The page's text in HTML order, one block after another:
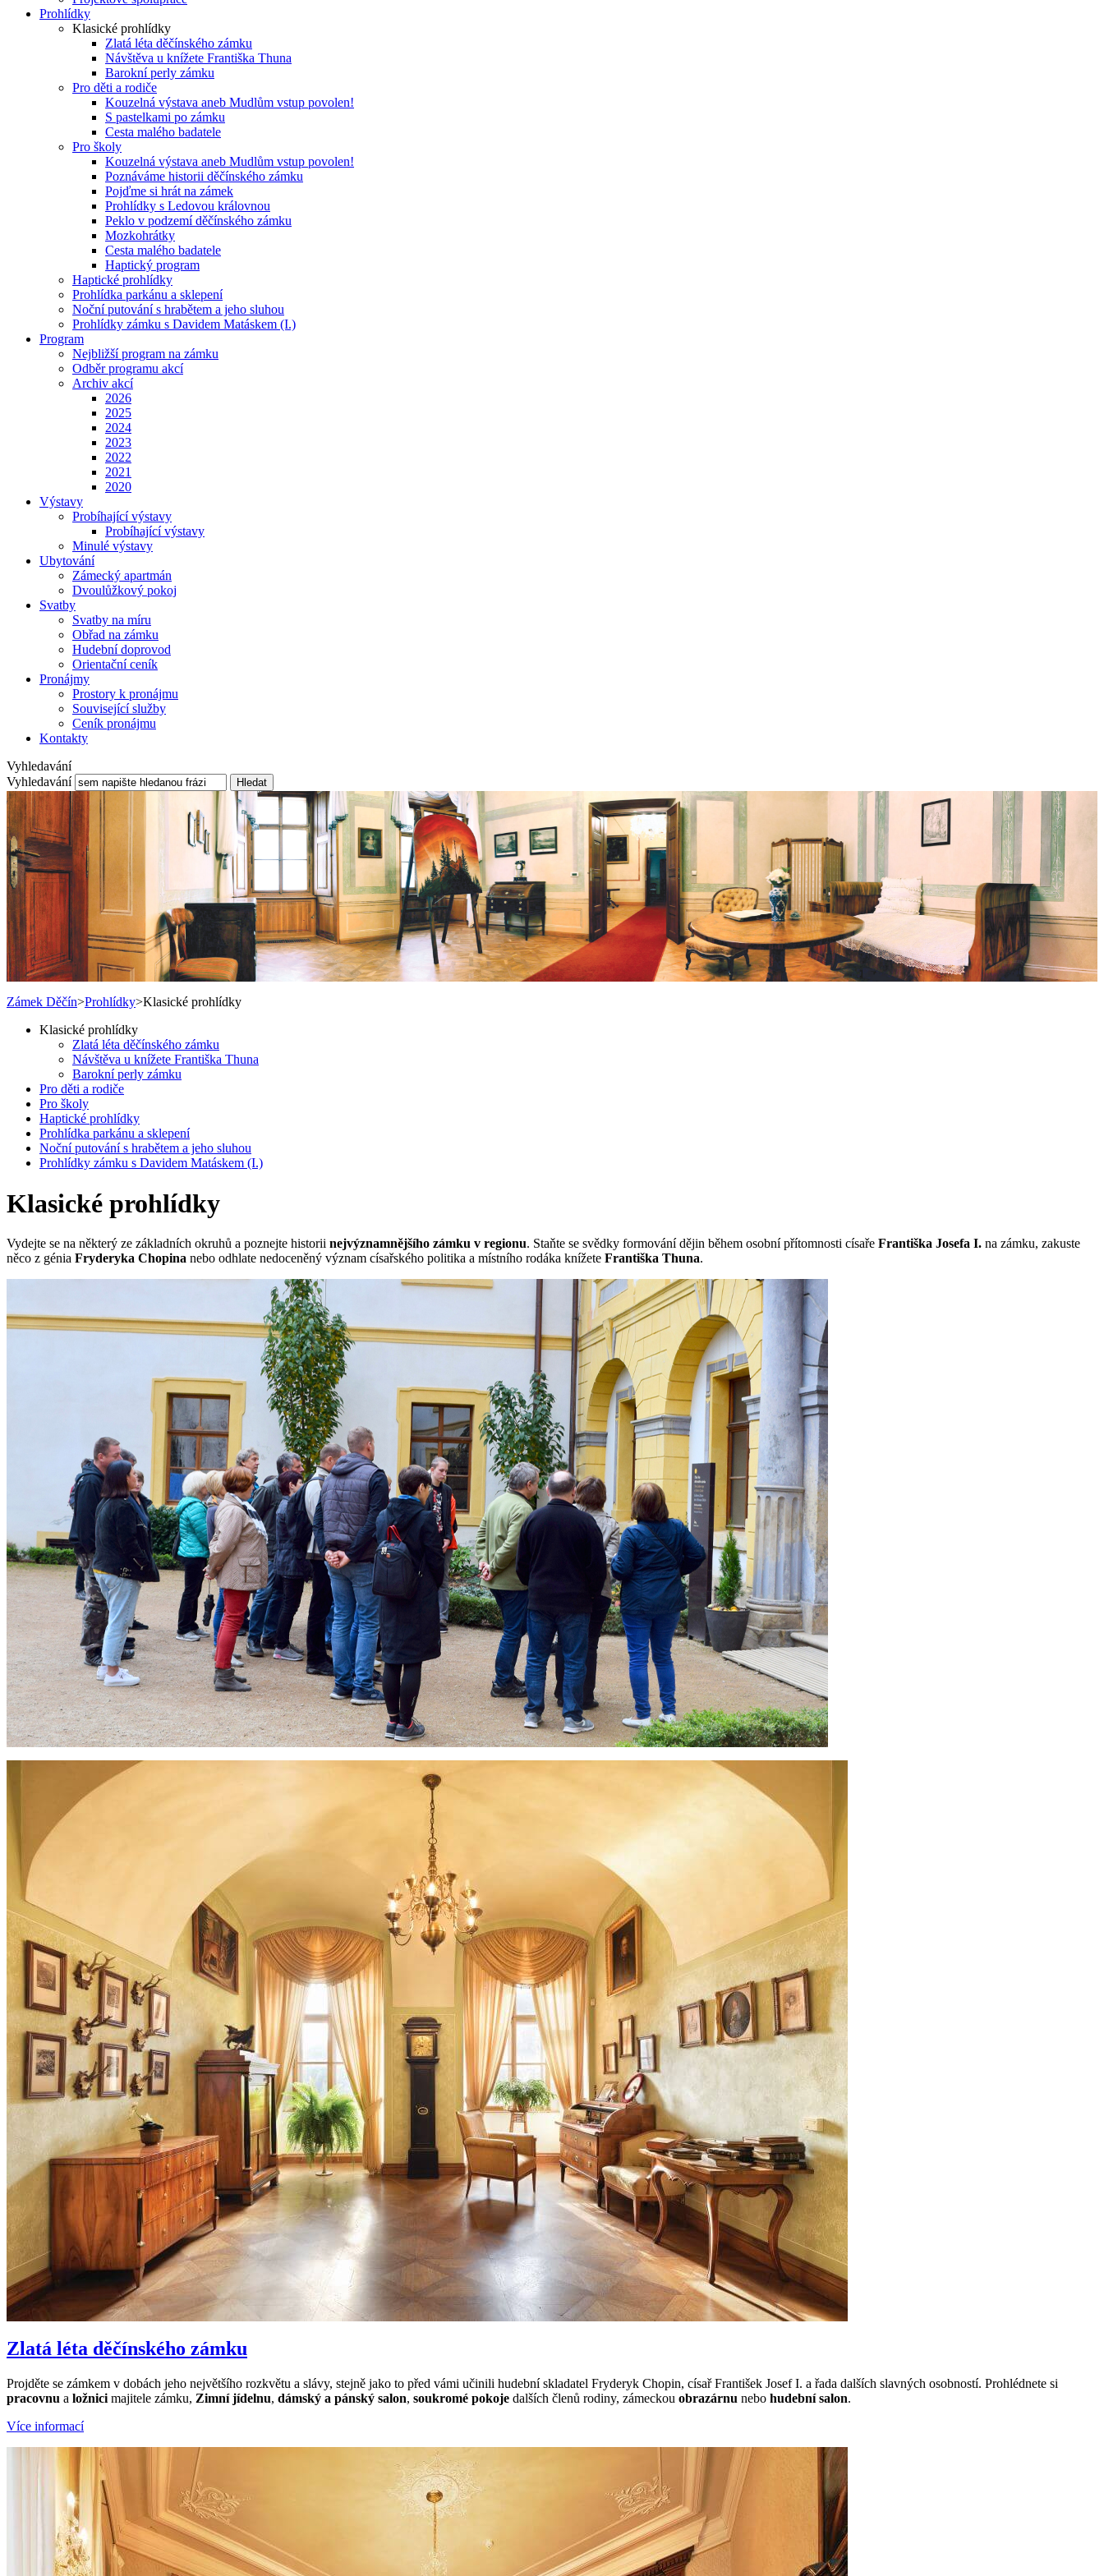
Prohlídky
Klasické prohlídky
Zlatá léta děčínského zámku
Návštěva u knížete Františka Thuna
Barokní perly zámku
Pro děti a rodiče
Kouzelná výstava aneb Mudlům vstup povolen!
S pastelkami po zámku
Cesta malého badatele
Pro školy
Kouzelná výstava aneb Mudlům vstup povolen!
Poznáváme historii děčínského zámku
Pojďme si hrát na zámek
Prohlídky s Ledovou královnou
Peklo v podzemí děčínského zámku
Mozkohrátky
Cesta malého badatele
Haptický program
Haptické prohlídky
Prohlídka parkánu a sklepení
Noční putování s hrabětem a jeho sluhou
Prohlídky zámku s Davidem Matáskem (I.)
Program
Nejbližší program na zámku
Odběr programu akcí
Archiv akcí
2026
2025
2024
2023
2022
2021
2020
Výstavy
Probíhající výstavy
Probíhající výstavy
Minulé výstavy
Ubytování
Zámecký apartmán
Dvoulůžkový pokoj
Svatby
Svatby na míru
Obřad na zámku
Hudební doprovod
Orientační ceník
Pronájmy
Prostory k pronájmu
Související služby
Ceník pronájmu
Kontakty
Vyhledavání
Vyhledavání
Hledat
Zámek Děčín>Prohlídky>Klasické prohlídky
Klasické prohlídky
Zlatá léta děčínského zámku
Návštěva u knížete Františka Thuna
Barokní perly zámku
Pro děti a rodiče
Pro školy
Haptické prohlídky
Prohlídka parkánu a sklepení
Noční putování s hrabětem a jeho sluhou
Prohlídky zámku s Davidem Matáskem (I.)
Klasické prohlídky
Vydejte se na některý ze základních okruhů a poznejte historii nejvýznamnějšího zámku v regionu. Staňte se svědky formování dějin během osobní přítomnosti císaře Františka Josefa I. na zámku, zakuste
něco z génia Fryderyka Chopina nebo odhlate nedoceněný význam císařského politika a místního rodáka knížete Františka Thuna.
Zlatá léta děčínského zámku
Projděte se zámkem v dobách jeho největšího rozkvětu a slávy, stejně jako to před vámi učinili hudební skladatel Fryderyk Chopin, císař František Josef I. a řada dalších slavných osobností. Prohlédnete si
pracovnu a ložnici majitele zámku, Zimní jídelnu, dámský a pánský salon, soukromé pokoje dalších členů rodiny, zámeckou obrazárnu nebo hudební salon.
Více informací